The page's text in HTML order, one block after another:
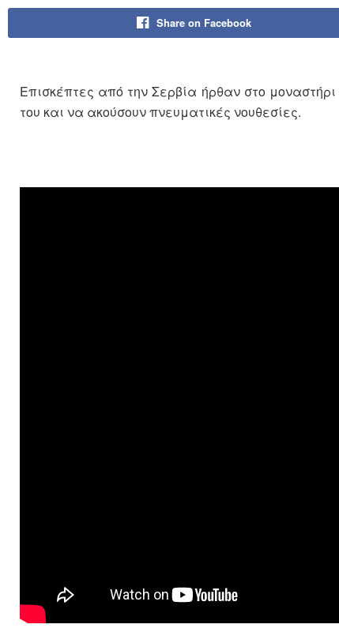
Share on Facebook
Επισκέπτες από την Σερβία ήρθαν στο
του και να ακούσουν πνευματικές νουθεσίες.